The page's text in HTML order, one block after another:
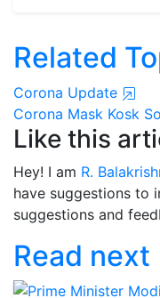
Related
Corona Update
Corona Mask Kosk
Like this
Hey! I am R.
have suggestions to
suggestions and
Read next